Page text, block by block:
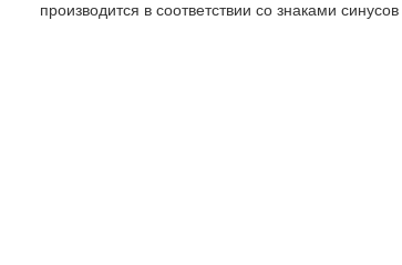
производится в соответствии со знаками